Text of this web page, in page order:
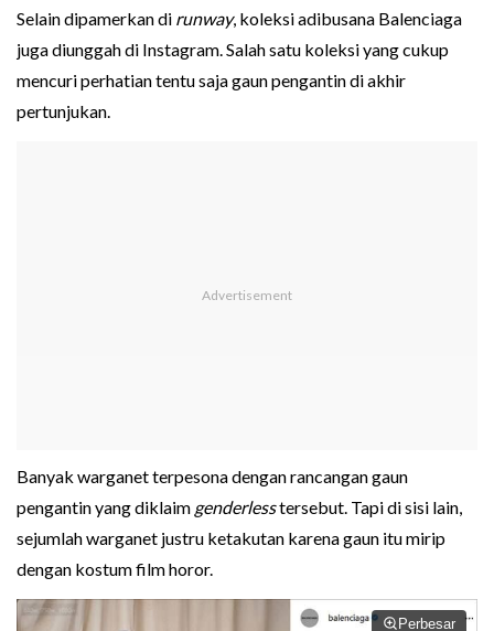
Selain dipamerkan di runway, koleksi adibusana Balenciaga
juga diunggah di Instagram. Salah satu koleksi yang cukup
mencuri perhatian tentu saja gaun pengantin di akhir
pertunjukan.
Banyak warganet terpesona dengan rancangan gaun
pengantin yang diklaim genderlesstersebut. Tapi di sisi lain,
sejumlah warganet justru ketakutan karena gaun itu mirip
dengan kostum film horor.
Perbesar